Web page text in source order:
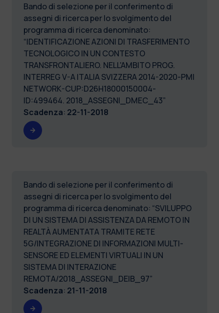
Bando di selezione per il conferimento di
assegni di ricerca per lo svolgimento del
programma di ricerca denominato:
“IDENTIFICAZIONE AZIONI DI TRASFERIMENTO
TECNOLOGICO IN UN CONTESTO
TRANSFRONTALIERO. NELL'AMBITO PROG.
INTERREG V-A ITALIA SVIZZERA 2014-2020-PMI
NETWORK-CUP:D26H18000150004-
ID:499464. 2018_ASSEGNI_DMEC_43”
Scadenza: 22-11-2018
Bando di selezione per il conferimento di
assegni di ricerca per lo svolgimento del
programma di ricerca denominato: “SVILUPPO
DI UN SISTEMA DI ASSISTENZA DA REMOTO IN
REALTÀ AUMENTATA TRAMITE RETE
5G/INTEGRAZIONE DI INFORMAZIONI MULTI-
SENSORE ED ELEMENTI VIRTUALI IN UN
SISTEMA DI INTERAZIONE
REMOTA/2018_ASSEGNI_DEIB_97”
Scadenza: 21-11-2018